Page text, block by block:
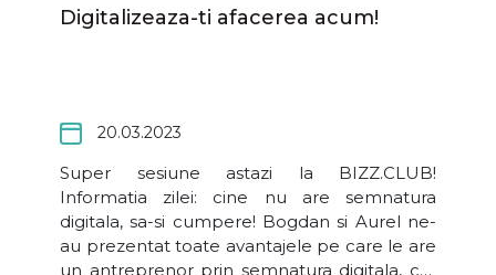
Digitalizeaza-ti afacerea acum!
20.03.2023
Super sesiune astazi la BIZZ.CLUB!
Informatia zilei: cine nu are semnatura
digitala, sa-si cumpere! Bogdan si Aurel ne-
au prezentat toate avantajele pe care le are
un antreprenor prin semnatura digitala, cat